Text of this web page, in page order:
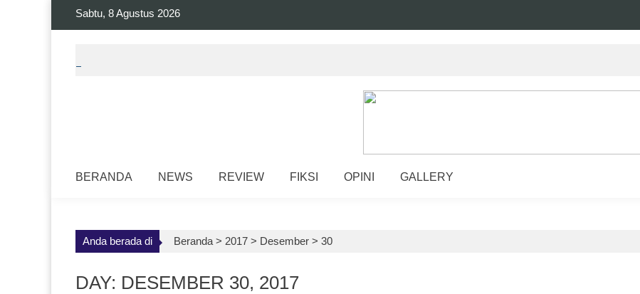
Sabtu, 8 Agustus 2026
BERANDA NEWS REVIEW FIKSI OPINI GALLERY
Anda berada di Beranda > 2017 > Desember > 30
DAY: DESEMBER 30, 2017